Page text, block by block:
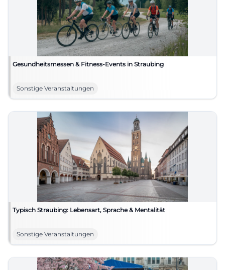
Gesundheitsmessen & Fitness-Events in Straubing
Sonstige Veranstaltungen
Typisch Straubing: Lebensart, Sprache & Mentalität
Sonstige Veranstaltungen